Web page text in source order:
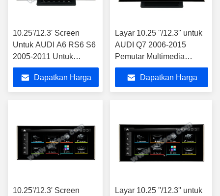
10.25'/12.3' Screen
Untuk AUDI A6 RS6 S6
2005-2011 Untuk
pengemudi kiri Hanya
Android Multimedia
Player
Dapatkan Harga
Layar 10.25 ''/12.3'' untuk
AUDI Q7 2006-2015
Pemutar Multimedia
Android Driver Tangan Kiri
Dapatkan Harga
10.25'/12.3' Screen
Layar 10.25 ''/12.3'' untuk